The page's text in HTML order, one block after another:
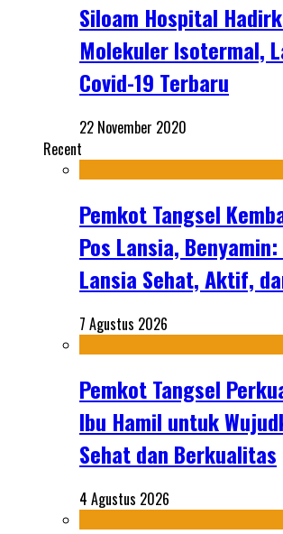
Siloam Hospital
Molekuler Isotermal,
Covid-19 Terbaru
22 November 2020
Recent
Pemkot Tangsel
Pos Lansia,
Lansia Sehat, Aktif,
7 Agustus 2026
Pemkot Tangsel
Ibu Hamil untuk
Sehat dan Berkualitas
4 Agustus 2026